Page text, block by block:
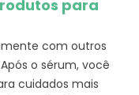
para
com outros
o sérum, você
cuidados mais